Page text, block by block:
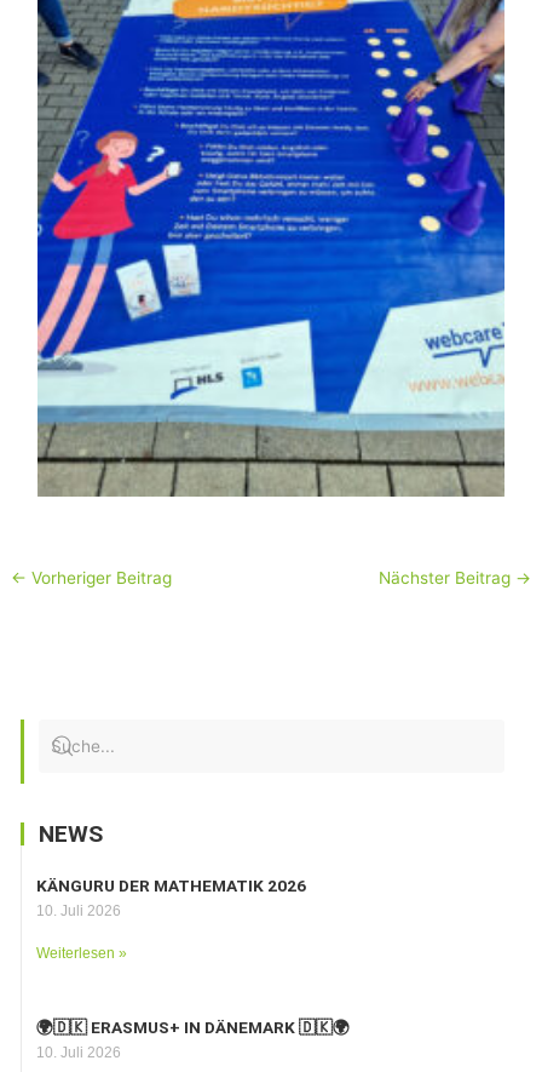
← Vorheriger Beitrag Nächster Beitrag →
NEWS
KÄNGURU DER MATHEMATIK 2026
10. Juli 2026
Weiterlesen »
🌍🇩🇰 ERASMUS+ IN DÄNEMARK 🇩🇰🌍
10. Juli 2026